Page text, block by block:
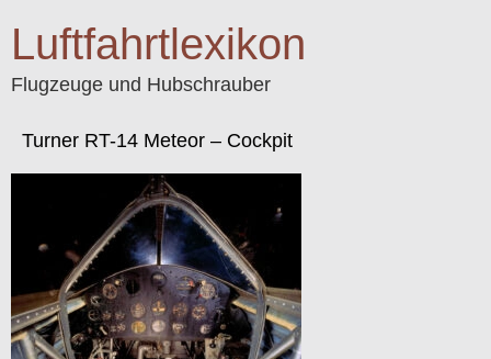
Luftfahrtlexikon
Flugzeuge und Hubschrauber
Turner RT-14 Meteor – Cockpit